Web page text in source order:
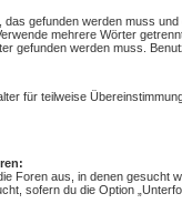
das gefunden werden muss und
mehrere Wörter
gefunden werden muss.
für teilweise
Foren aus, in denen gesucht
sofern du die Option